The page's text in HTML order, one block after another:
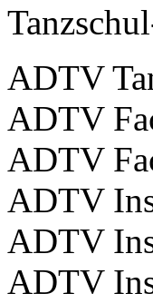
ADTV
ADTV
ADTV
ADTV
ADTV
ADTV